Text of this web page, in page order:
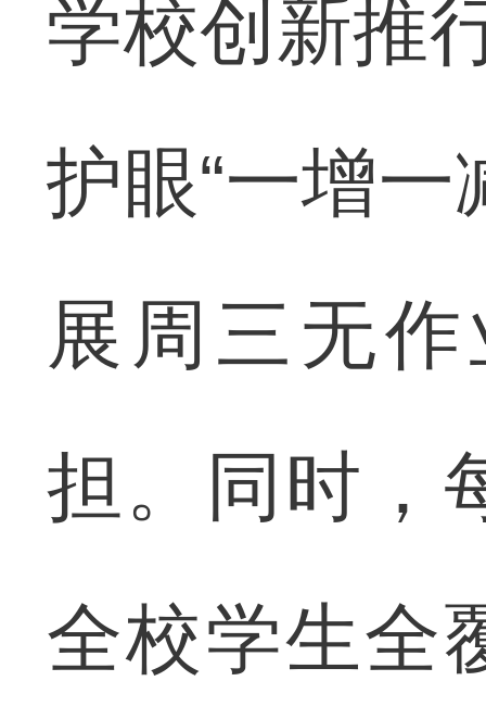
学校创新推
护眼“一增
展周三无
担。同时，
全校学生全